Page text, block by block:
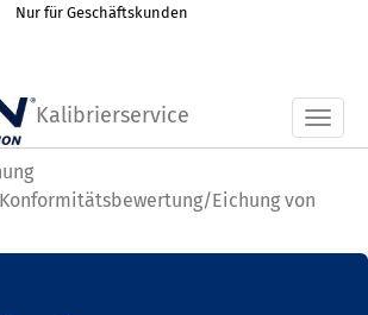
Nur für Geschäftskunden
Kalibrierservice
Eichung von